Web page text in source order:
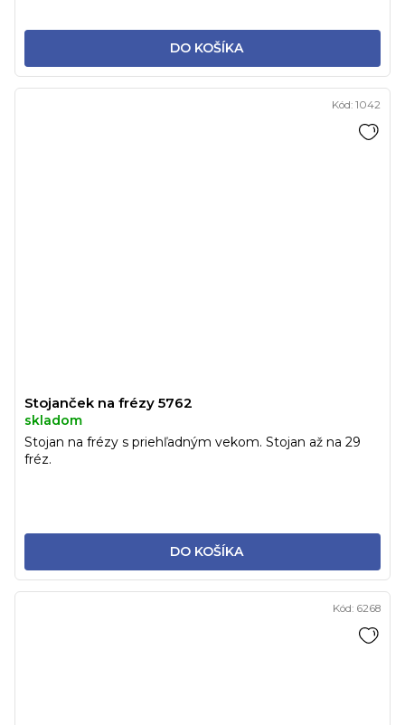
DO KOŠÍKA
Stojanček na frézy 5762
skladom
DO KOŠÍKA
Stojan na frézy s priehľadným vekom. Stojan až na 29
fréz.
Kód: 1042
Kód: 6268